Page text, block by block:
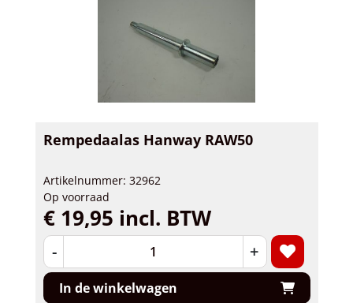
Rempedaalas Hanway RAW50
Artikelnummer: 32962
Op voorraad
€ 19,95 incl. BTW
- +
In de winkelwagen